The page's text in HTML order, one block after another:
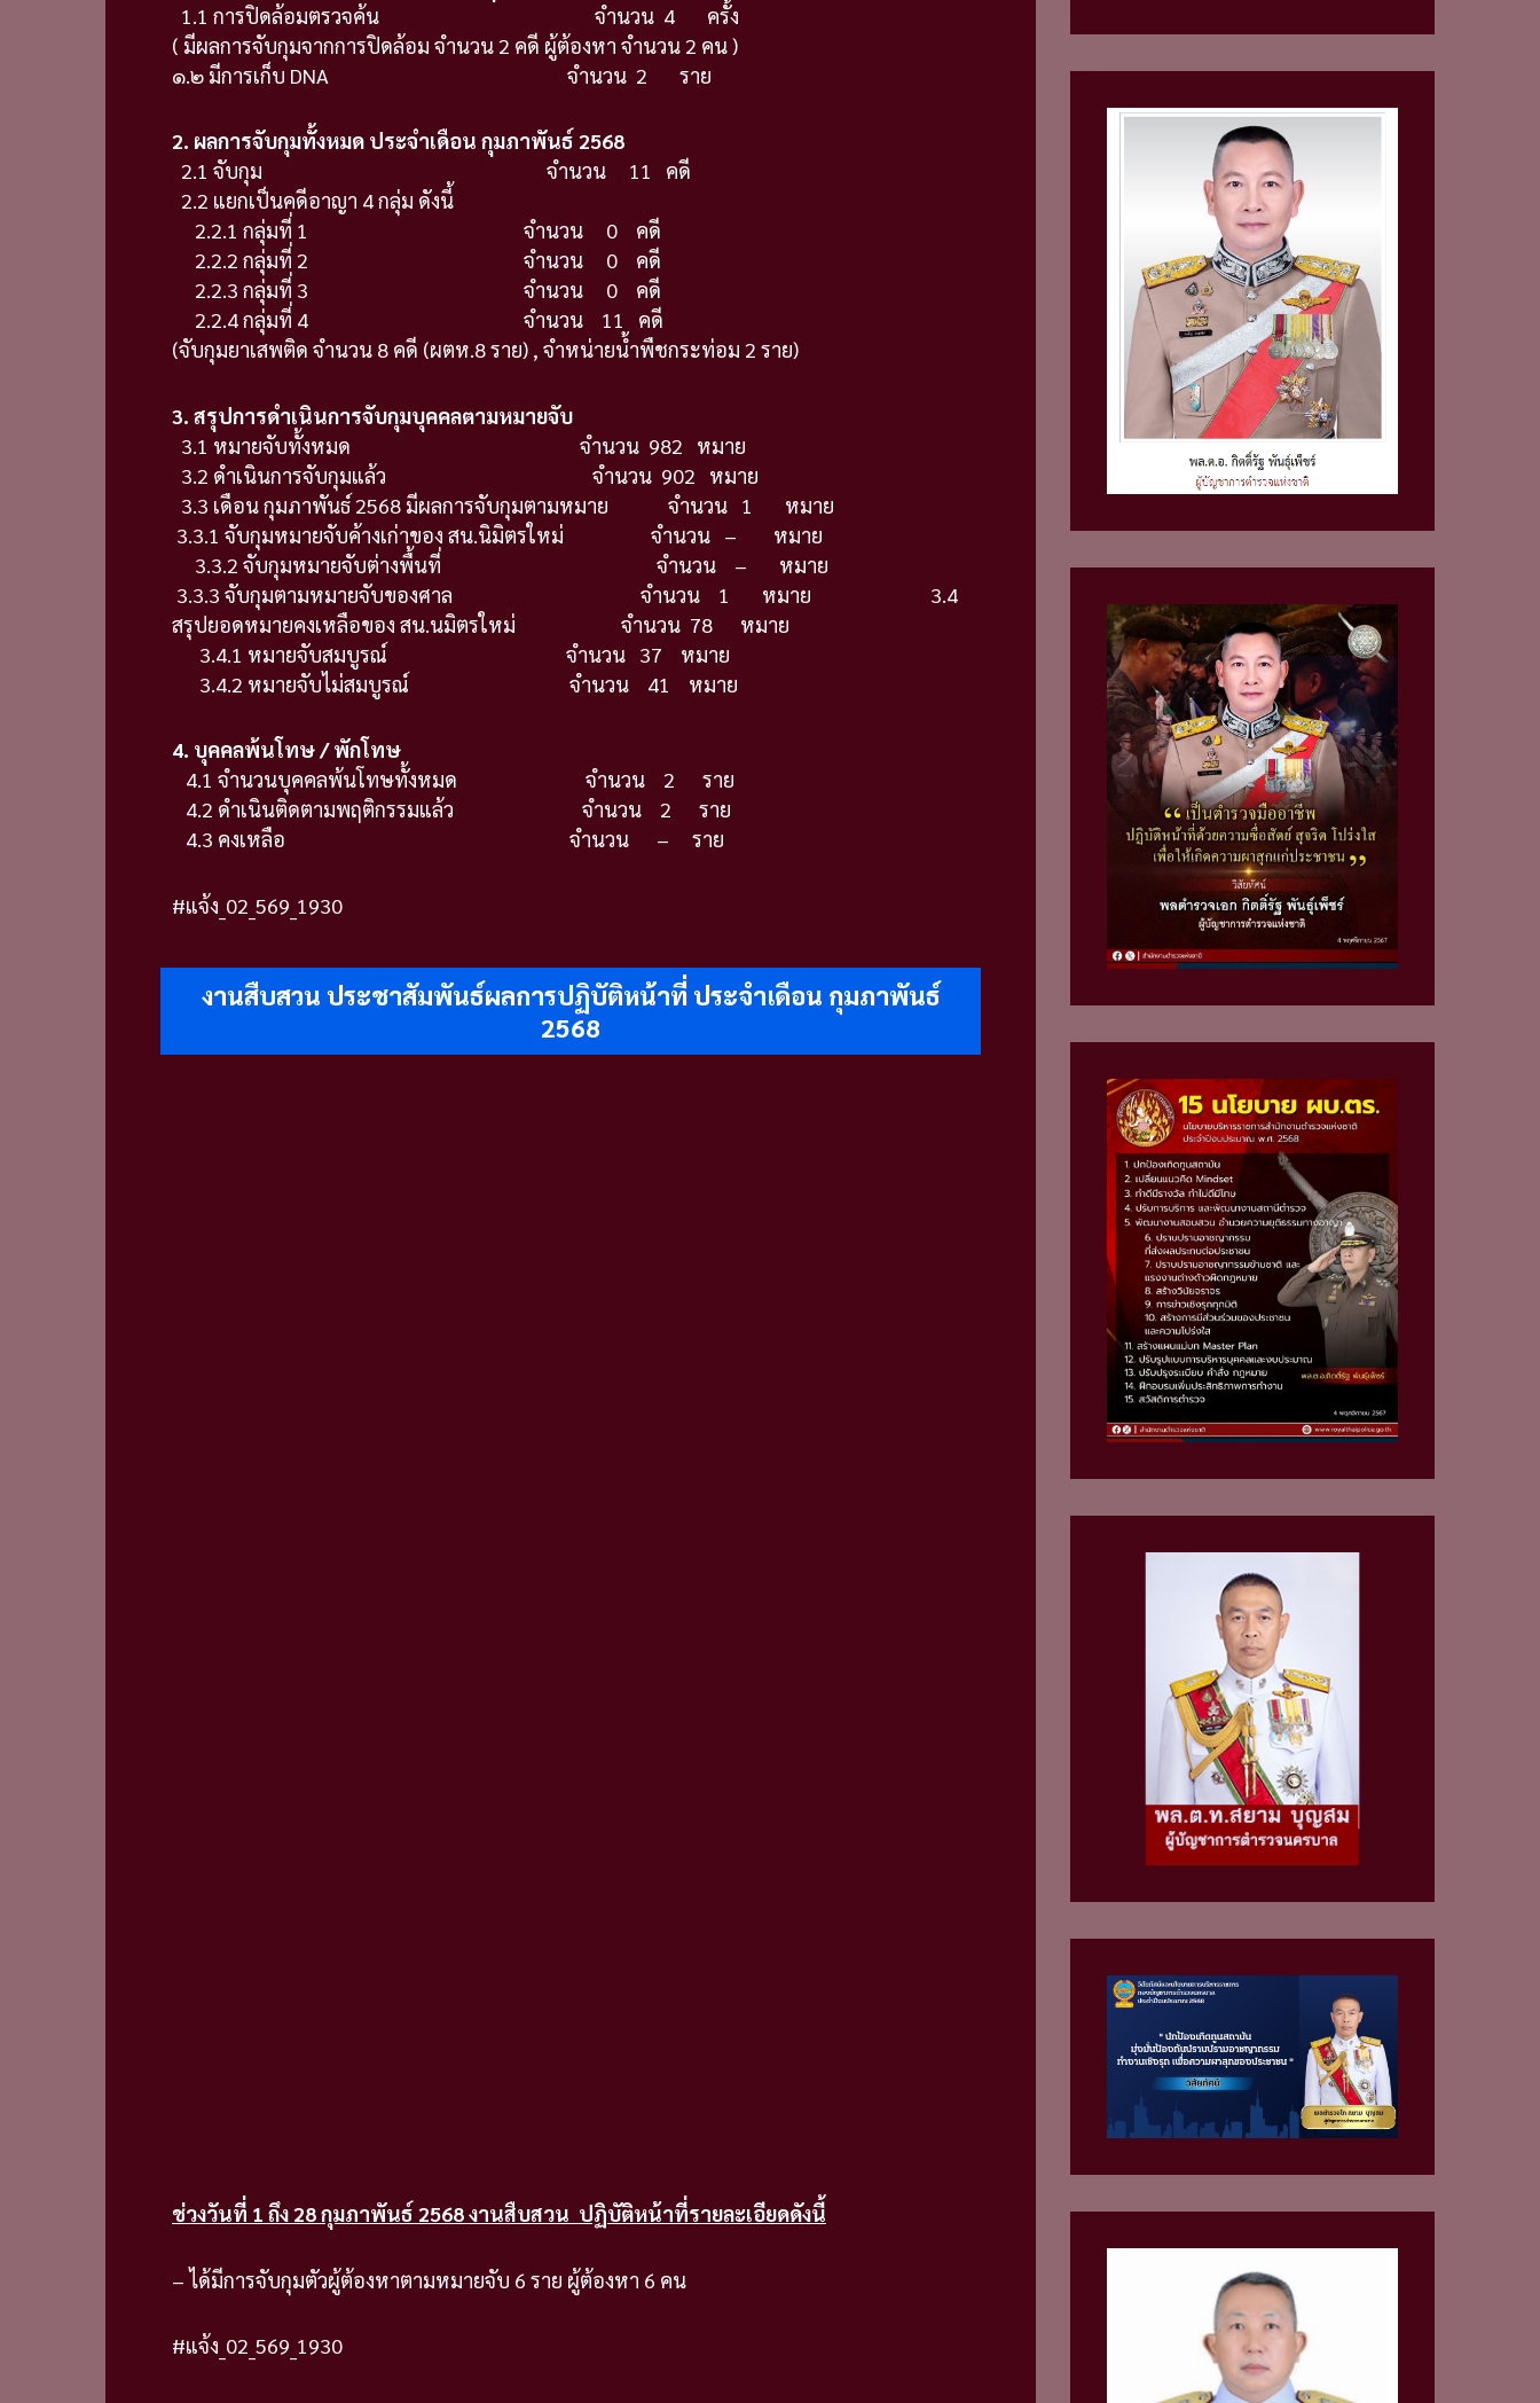
1.1 การปิดล้อมตรวจค้น จำนวน 4 ครั้ง
( มีผลการจับกุมจากการปิดล้อม จำนวน 2 คดี ผู้ต้องหา จำนวน 2 คน )
๑.๒ มีการเก็บ DNA จำนวน 2 ราย
2. ผลการจับกุมทั้งหมด ประจำเดือน กุมภาพันธ์ 2568
2.1 จับกุม จำนวน 11 คดี
2.2 แยกเป็นคดีอาญา 4 กลุ่ม ดังนี้
2.2.1 กลุ่มที่ 1 จำนวน 0 คดี
2.2.2 กลุ่มที่ 2 จำนวน 0 คดี
2.2.3 กลุ่มที่ 3 จำนวน 0 คดี
2.2.4 กลุ่มที่ 4 จำนวน 11 คดี
(จับกุมยาเสพติด จำนวน 8 คดี (ผตห.8 ราย) , จำหน่ายน้ำพืชกระท่อม 2 ราย)
3. สรุปการดำเนินการจับกุมบุคคลตามหมายจับ
3.1 หมายจับทั้งหมด จำนวน 982 หมาย
3.2 ดำเนินการจับกุมแล้ว จำนวน 902 หมาย
3.3 เดือน กุมภาพันธ์ 2568 มีผลการจับกุมตามหมาย จำนวน 1 หมาย
3.3.1 จับกุมหมายจับค้างเก่าของ สน.นิมิตรใหม่ จำนวน – หมาย
3.3.2 จับกุมหมายจับต่างพื้นที่ จำนวน – หมาย
3.3.3 จับกุมตามหมายจับของศาล จำนวน 1 หมาย 3.4
สรุปยอดหมายคงเหลือของ สน.นมิตรใหม่ จำนวน 78 หมาย
3.4.1 หมายจับสมบูรณ์ จำนวน 37 หมาย
3.4.2 หมายจับไม่สมบูรณ์ จำนวน 41 หมาย
4. บุคคลพ้นโทษ / พักโทษ
4.1 จำนวนบุคคลพ้นโทษทั้งหมด จำนวน 2 ราย
4.2 ดำเนินติดตามพฤติกรรมแล้ว จำนวน 2 ราย
4.3 คงเหลือ จำนวน – ราย
#แจ้ง_02_569_1930
งานสืบสวน ประชาสัมพันธ์ผลการปฏิบัติหน้าที่ ประจำเดือน กุมภาพันธ์
2568
ช่วงวันที่ 1 ถึง 28 กุมภาพันธ์ 2568 งานสืบสวน ปฏิบัติหน้าที่รายละเอียดดังนี้
– ได้มีการจับกุมตัวผู้ต้องหาตามหมายจับ 6 ราย ผู้ต้องหา 6 คน
#แจ้ง_02_569_1930